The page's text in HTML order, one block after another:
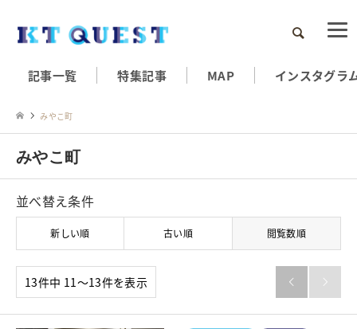
検索
記事一覧 特集記事 MAP インスタグラ
みやこ町
みやこ町
並べ替え条件
新しい順 古い順 閲覧数順
13件中 11〜13件を表示  